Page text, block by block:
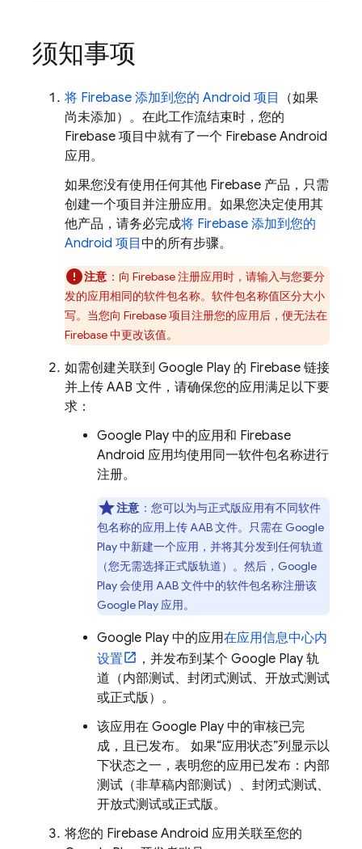
须知事项
将 Firebase 添加到您的 Android 项目
（如果
尚未添加）。在此工作流结束时，您的
Firebase 项目中就有了一个 Firebase Android
应用。
如果您没有使用任何其他 Firebase 产品，只需
创建一个项目并注册应用。如果您决定使用其
他产品，请务必完成将 Firebase 添加到您的
Android 项目 中的所有步骤。
注意 ：向 Firebase 注册应用时，请输入与您要分
发的应用相同的软件包名称。软件包名称值区分大小
写。当您向 Firebase 项目注册您的应用后，便无法在
Firebase 中更改该值。
如需创建关联到 Google Play 的 Firebase 链接
并上传 AAB 文件，请确保您的应用满足以下要
求：
Google Play 中的应用和 Firebase
Android 应用均使用同一软件包名称进行
注册。
注意 ：您可以为与正式版应用有不同软件
包名称的应用上传 AAB 文件。只需在 Google
Play 中新建一个应用，并将其分发到任何轨道
（您无需选择正式版轨道）。然后，Google
Play 会使用 AAB 文件中的软件包名称注册该
Google Play 应用。
Google Play 中的应用在应用信息中心内
设置
，并发布到某个 Google Play 轨
道（内部测试、封闭式测试、开放式测试
或正式版）。
该应用在 Google Play 中的审核已完
成，且已发布。 如果“应用状态”列显示以
下状态之一，表明您的应用已发布：内部
测试（非草稿内部测试）、封闭式测试、
开放式测试或正式版。
将您的 Firebase Android 应用关联至您的